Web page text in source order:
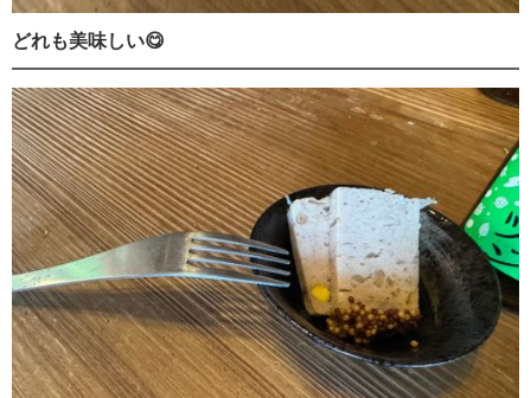
どれも美味しい😋